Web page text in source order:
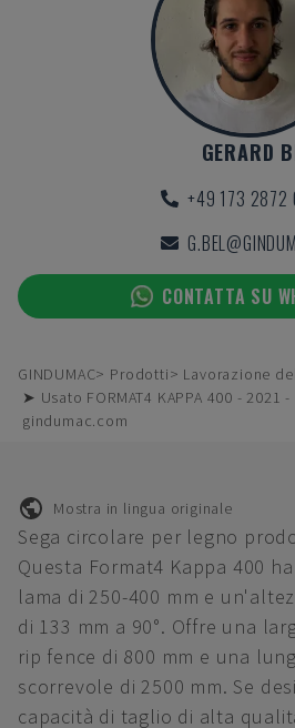
GERARD
+49 173 2872
CONTATTA SU
GINDUMAC Prodotti
Lavorazione
➤ Usato FORMAT4 KAPPA 400 - 2021
gindumac.com
Mostra in lingua originale
Sega circolare per legno
Questa Format4 Kappa 400
lama di 250-400 mm e
di 133 mm a 90°. Offre una
rip fence di 800 mm e una
scorrevole di 2500 mm. Se
capacità di taglio di alta